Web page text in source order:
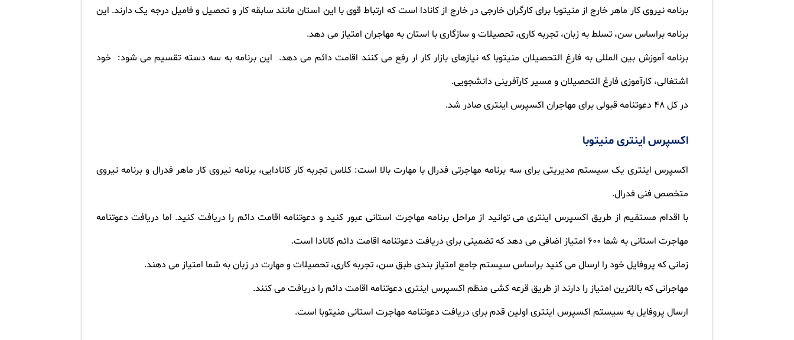
برنامه نیروی کار ماهر خارج از منیتوبا برای کارگران خارجی در خارج از کانادا است که ارتباط قوی با این استان مانند سابقه کار و تحصیل و فامیل درجه یک دارند. این
برنامه براساس سن، تسلط به زبان، تجربه کاری، تحصیلات و سازگاری با استان به مهاجران امتیاز می دهد.
برنامه آموزش بین المللی به فارغ التحصیلان منیتوبا که نیازهای بازار کار ار رفع می کنند اقامت دائم می دهد. این برنامه به سه دسته تقسیم می شود: خود
اشتغالی، کارآموزی فارغ التحصیلان و مسیر کارآفرینی دانشجویی.
در کل 48 دعوتنامه قبولی برای مهاجران اکسپرس اینتری صادر شد.
اکسپرس اینتری منیتوبا
اکسپرس اینتری یک سیستم مدیریتی برای سه برنامه مهاجرتی فدرال با مهارت بالا است: کلاس تجربه کار کانادایی، برنامه نیروی کار ماهر فدرال و برنامه نیروی
متخصص فنی فدرال.
با اقدام مستقیم از طریق اکسپرس اینتری می توانید از مراحل برنامه مهاجرت استانی عبور کنید و دعوتنامه اقامت دائم را دریافت کنید. اما دریافت دعوتنامه
مهاجرت استانی به شما 600 امتیاز اضافی می دهد که تضمینی برای دریافت دعوتنامه اقامت دائم کانادا است.
زمانی که پروفایل خود را ارسال می کنید براساس سیستم جامع امتیاز بندی طبق سن، تجربه کاری، تحصیلات و مهارت در زبان به شما امتیاز می دهند.
مهاجرانی که بالاترین امتیاز را دارند از طریق قرعه کشی منظم اکسپرس اینتری دعوتنامه اقامت دائم را دریافت می کنند.
ارسال پروفایل به سیستم اکسپرس اینتری اولین قدم برای دریافت دعوتنامه مهاجرت استانی منیتوبا است.